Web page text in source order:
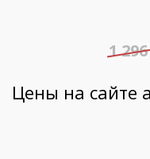
1
Цены на сайте